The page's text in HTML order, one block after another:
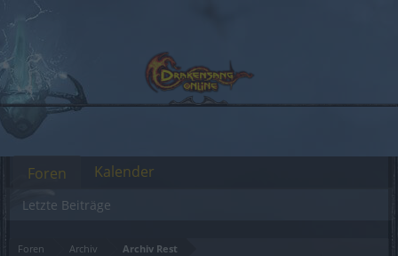
Foren Archiv Archiv Rest
Foren
Letzte Beiträge
Kalender